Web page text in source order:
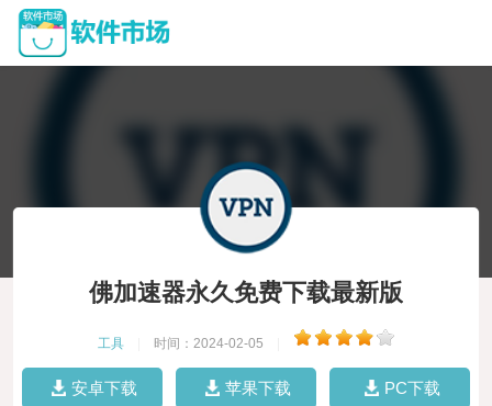
佛加速器永久免费下载最新版
工具 时间：2024-02-05
安卓下载 苹果下载 PC下载